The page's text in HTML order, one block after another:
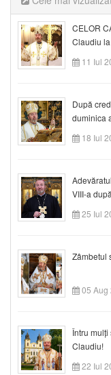
CELOR
Claudiu
11 Iul
După
duminica
18 Iul
VIII-a
25 Iul
Zâmbetul
05 Aug
Întru
Claudiu!
22 Iul